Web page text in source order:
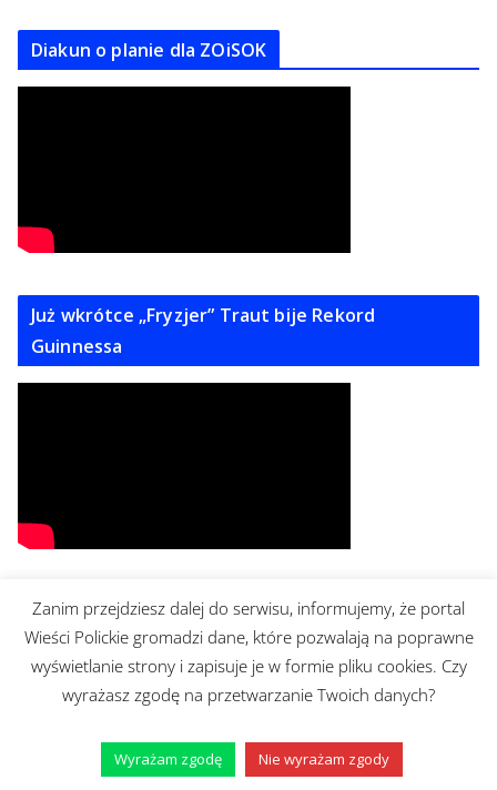
Diakun o planie dla ZOiSOK
Już wkrótce „Fryzjer” Traut bije Rekord
Guinnessa
Archiwum
Zanim przejdziesz dalej do serwisu, informujemy, że portal
Wieści Polickie gromadzi dane, które pozwalają na poprawne
wyświetlanie strony i zapisuje je w formie pliku cookies. Czy
wyrażasz zgodę na przetwarzanie Twoich danych?
Wyrażam zgodę Nie wyrażam zgody